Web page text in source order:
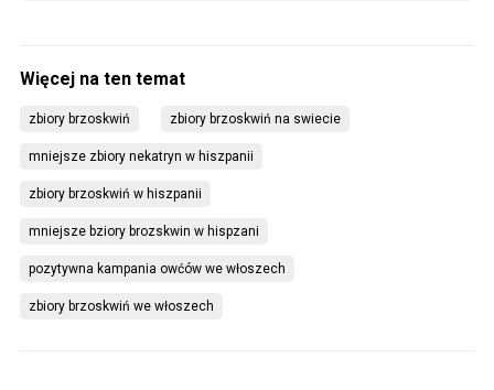
zbiory brzoskwiń zbiory brzoskwiń na swiecie
mniejsze zbiory nekatryn w hiszpanii
zbiory brzoskwiń w hiszpanii
mniejsze bziory brozskwin w hispzani
pozytywna kampania owćów we włoszech
zbiory brzoskwiń we włoszech